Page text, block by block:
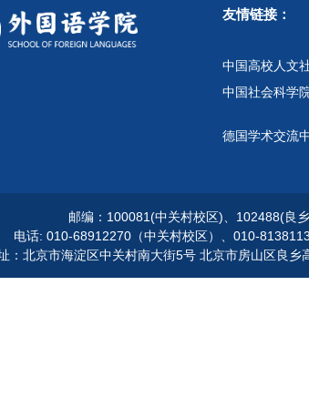
友情链接：
中国高校人文
中国社会科学
德国学术交流
邮编：100081(中关村校区)、102488(良
电话: 010-68912270（中关村校区）、010-
：北京市海淀区中关村南大街5号 北京市房山区良乡